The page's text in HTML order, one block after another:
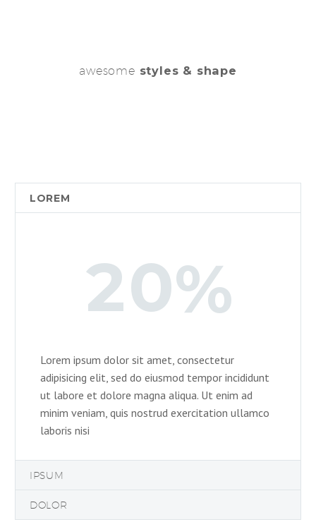
awesome styles & shape
LOREM
20%
Lorem ipsum dolor sit amet, consectetur
adipisicing elit, sed do eiusmod tempor incididunt
ut labore et dolore magna aliqua. Ut enim ad
minim veniam, quis nostrud exercitation ullamco
laboris nisi
IPSUM
DOLOR